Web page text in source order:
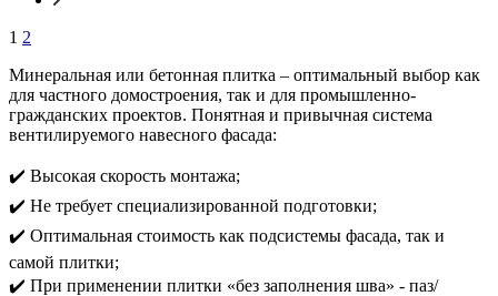
1 2
Минеральная или бетонная плитка – оптимальный выбор как
для частного домостроения, так и для промышленно-
гражданских проектов. Понятная и привычная система
вентилируемого навесного фасада:
✔️ Высокая скорость монтажа;
✔️ Не требует специализированной подготовки;
✔️ Оптимальная стоимость как подсистемы фасада, так и
самой плитки;
✔️ При применении плитки «без заполнения шва» - паз/